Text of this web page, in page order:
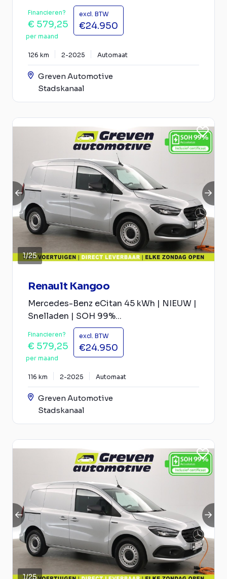
Financieren?
€ 579,25
per maand
excl. BTW
€24.950
126 km 2-2025 Automaat
Greven Automotive
Stadskanaal
1/25
Renault Kangoo
Mercedes-Benz eCitan 45 kWh | NIEUW |
Snelladen | SOH 99%...
Financieren?
€ 579,25
per maand
excl. BTW
€24.950
116 km 2-2025 Automaat
Greven Automotive
Stadskanaal
1/25